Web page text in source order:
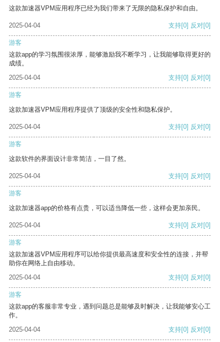
这款加速器VPM应用程序已经为我们带来了无限的隐私保护和自由。
2025-04-04 支持[0] 反对[0]
游客
这款app的学习氛围很浓厚，能够激励我不断学习，让我能够取得更好的
成绩。
2025-04-04
支持[0] 反对[0]
游客
这款加速器VPM应用程序提供了顶级的安全性和隐私保护。
2025-04-04 支持[0] 反对[0]
游客
这款软件的界面设计非常简洁，一目了然。
2025-04-04 支持[0] 反对[0]
游客
这款加速器app的价格有点贵，可以适当降低一些，这样会更加亲民。
2025-04-04 支持[0] 反对[0]
游客
这款加速器VPM应用程序可以给你提供最高速度和安全性的连接，并帮
助你在网络上自由移动。
2025-04-04
支持[0] 反对[0]
游客
这款app的客服非常专业，遇到问题总是能够及时解决，让我能够安心工
作。
2025-04-04
支持[0] 反对[0]